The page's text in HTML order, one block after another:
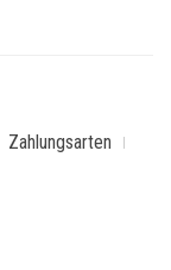
Zahlungsarten